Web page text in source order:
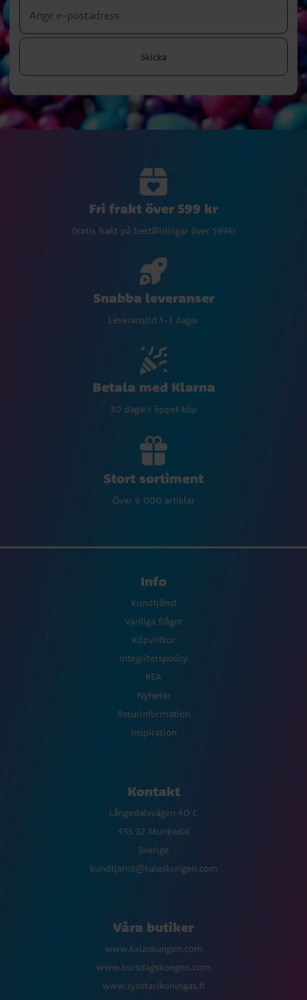
Skicka
Fri frakt över 599 kr
Gratis frakt på beställningar över 599kr
Snabba leveranser
Leveranstid 1-3 dagar
Betala med Klarna
30 dagars öppet köp
Stort sortiment
Över 9 000 artiklar
Info
Kundtjänst
Vanliga frågor
Köpvillkor
Integritetspolicy
REA
Nyheter
Returinformation
Inspiration
Kontakt
Långedalsvägen 40 C
455 32 Munkedal
Sverige
kundtjanst@kalaskungen.com
Våra butiker
www.kalaskungen.com
www.bursdagskongen.com
www.synttarikuningas.fi